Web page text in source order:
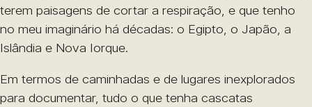
terem paisagens de cortar a respiração, e que tenho
no meu imaginário há décadas: o Egipto, o Japão, a
Islândia e Nova Iorque.
Em termos de caminhadas e de lugares inexplorados
para documentar, tudo o que tenha cascatas